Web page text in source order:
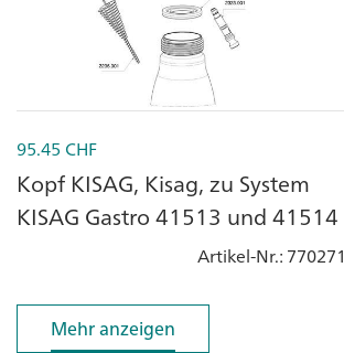
95.45 CHF
Kopf KISAG, Kisag, zu System
KISAG Gastro 41513 und 41514
Artikel-Nr.: 770271
Mehr anzeigen
Mehr anzeigen